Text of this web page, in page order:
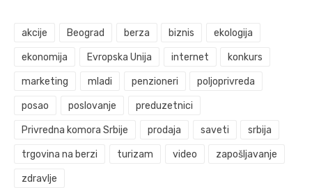
akcije Beograd berza biznis ekologija
ekonomija Evropska Unija internet konkurs
marketing mladi penzioneri poljoprivreda
posao poslovanje preduzetnici
Privredna komora Srbije prodaja saveti srbija
trgovina na berzi turizam video zapošljavanje
zdravlje